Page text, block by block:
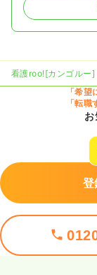
看護roo![カンゴルー]
「希
「転
登